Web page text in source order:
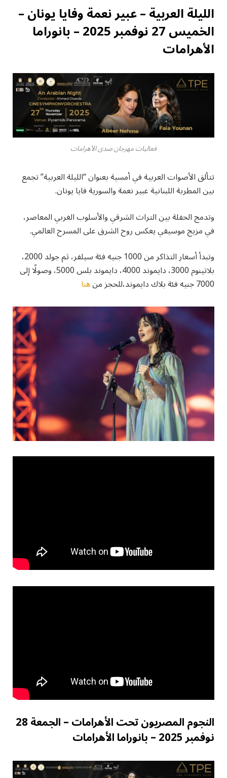
الليلة العربية – عبير نعمة وفايا يونان –
الخميس 27 نوفمبر 2025 – بانوراما
الأهرامات
فعاليات مهرجان صدى الأهرامات
تتألق الأصوات العربية في أمسية بعنوان “الليلة العربية” تجمع
بين المطربة اللبنانية عبير نعمة والسورية فايا يونان.
وتدمج الحفلة بين التراث الشرقي والأسلوب الغربي المعاصر،
في مزيج موسيقي يعكس روح الشرق على المسرح العالمي.
وتبدأ أسعار التذاكر من 1000 جنيه فئة سيلفر، ثم جولد 2000،
بلاتينوم 3000، دايموند 4000، دايموند بلس 5000، وصولًا إلى
7000 جنيه فئة بلاك دايموند،للحجز من هنا
النجوم المصريون تحت الأهرامات – الجمعة 28
نوفمبر 2025 – بانوراما الأهرامات